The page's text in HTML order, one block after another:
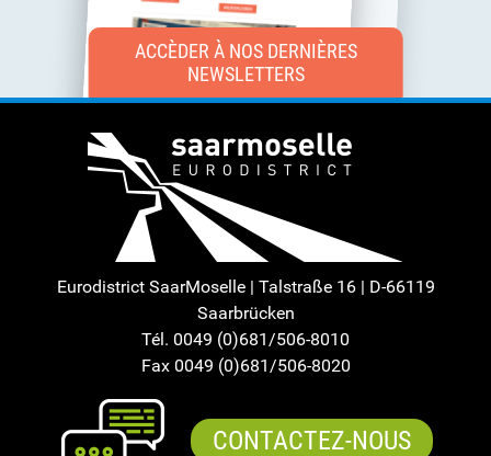
ACCÈDER À NOS DERNIÈRES
NEWSLETTERS
Eurodistrict SaarMoselle | Talstraße 16 | D-66119
Saarbrücken
Tél. 0049 (0)681/506-8010
Fax 0049 (0)681/506-8020
CONTACTEZ-NOUS